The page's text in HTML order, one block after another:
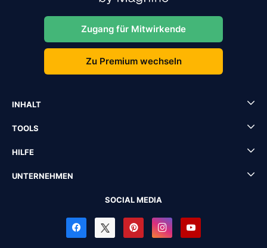
Zugang für Mitwirkende
Zu Premium wechseln
INHALT
TOOLS
HILFE
UNTERNEHMEN
SOCIAL MEDIA